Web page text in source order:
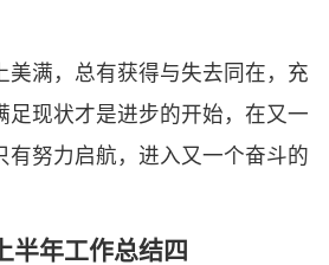
美满，总有获得与失去同在，充
足现状才是进步的开始，在又一
有努力启航，进入又一个奋斗的
半年工作总结四